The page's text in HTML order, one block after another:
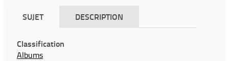
SUJET DESCRIPTION
Classification
Albums